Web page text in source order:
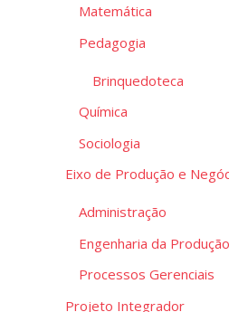
Matemática
Pedagogia
Brinquedoteca
Química
Sociologia
Eixo de Produção e
Administração
Engenharia da Produção
Processos Gerenciais
Projeto Integrador